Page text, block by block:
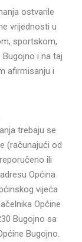
ostvarile
vrijednosti u
sportskom,
i na taj
afirmisanju i
trebaju se
(računajući od
ili
Općina
vijeća
Općine
Bugojno sa
Bugojno.